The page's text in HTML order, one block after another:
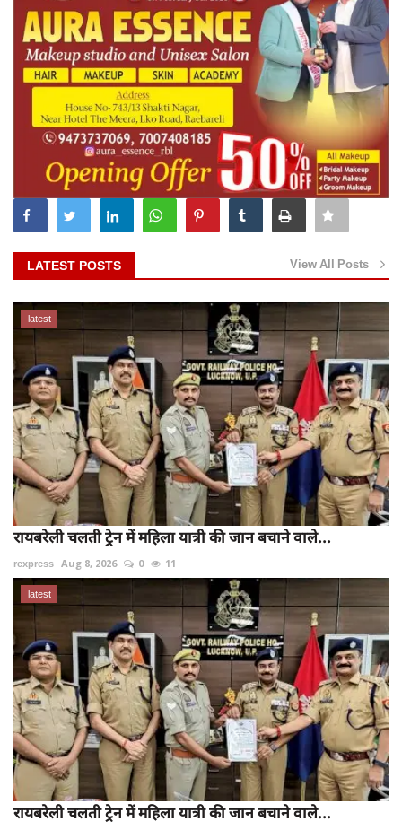
LATEST POSTS View All Posts
latest
रायबरेली चलती ट्रेन में महिला यात्री की जान बचाने वाले...
rexpress Aug 8, 2026 0 11
latest
रायबरेली चलती ट्रेन में महिला यात्री की जान बचाने वाले...